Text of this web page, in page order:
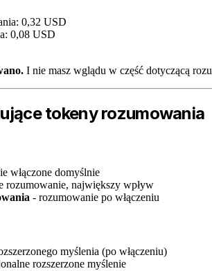
0,32 USD
0,08 USD
I nie masz wglądu w część dotyczącą
tokeny rozumowania
włączone domyślnie
rozumowanie, największy wpływ
- rozumowanie po włączeniu
myślenia (po włączeniu)
rozszerzone myślenie